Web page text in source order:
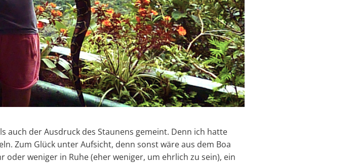
auch der Ausdruck des Staunens gemeint. Denn ich hatte
Zum Glück unter Aufsicht, denn sonst wäre aus dem Boa
weniger in Ruhe (eher weniger, um ehrlich zu sein), ein